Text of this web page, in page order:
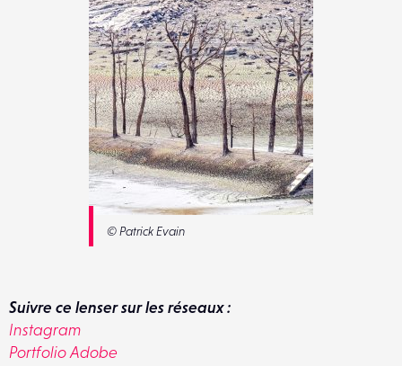
© Patrick Evain
Suivre ce lenser sur les réseaux :
Instagram
Portfolio Adobe